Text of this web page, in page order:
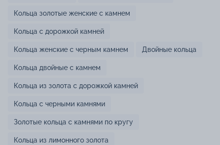
Кольца золотые женские с камнем
Кольца с дорожкой камней
Кольца женские с черным камнем Двойные кольца
Кольца двойные с камнем
Кольца из золота с дорожкой камней
Кольца с черными камнями
Золотые кольца с камнями по кругу
Кольца из лимонного золота